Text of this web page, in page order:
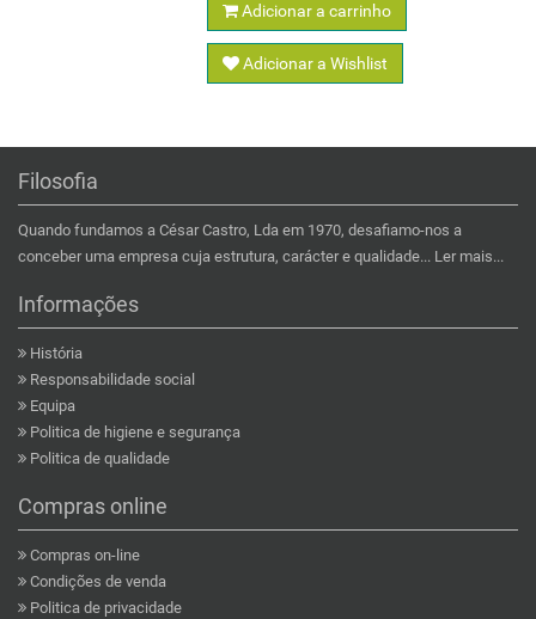
Adicionar a carrinho
Adicionar a Wishlist
Filosofia
Quando fundamos a César Castro, Lda em 1970, desafiamo-nos a
conceber uma empresa cuja estrutura, carácter e qualidade... Ler mais...
Informações
História
Responsabilidade social
Equipa
Politica de higiene e segurança
Politica de qualidade
Compras online
Compras on-line
Condições de venda
Politica de privacidade